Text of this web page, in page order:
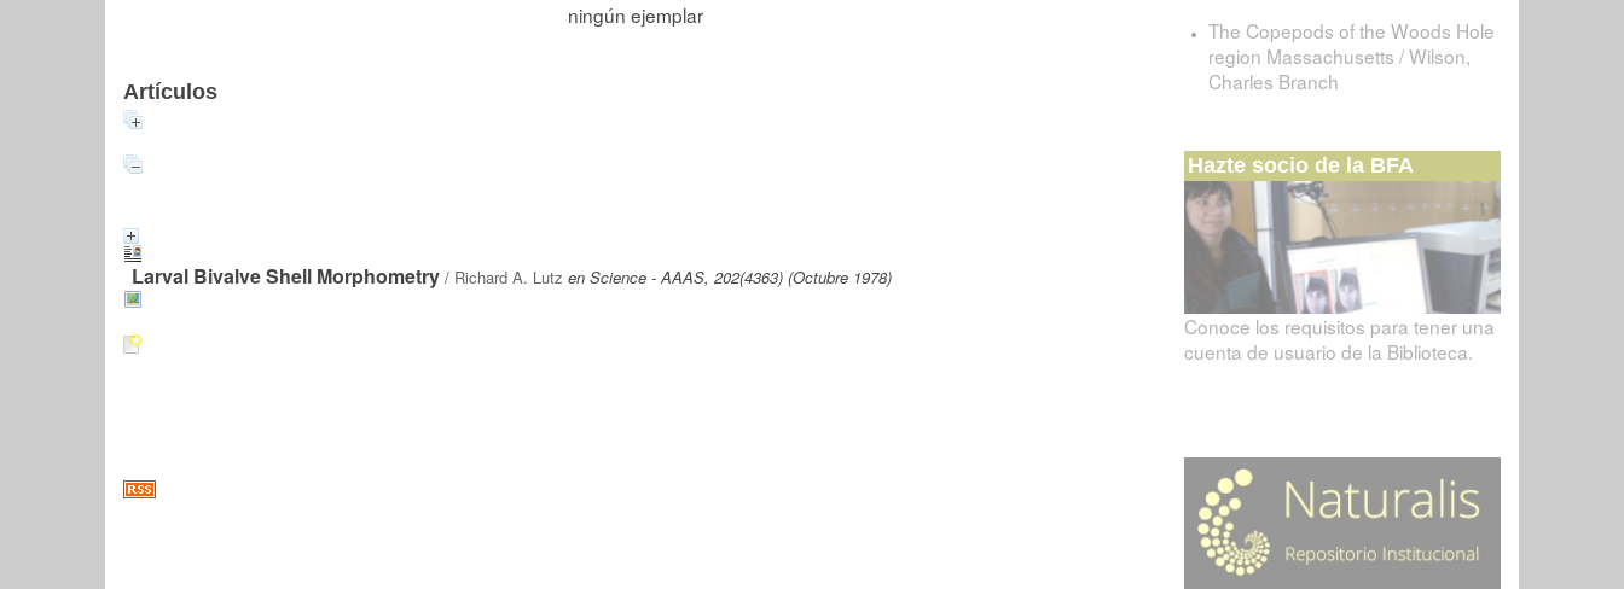
ningún ejemplar
Artículos
Larval Bivalve Shell Morphometry / Richard A. Lutz en Science - AAAS, 202(4363) (Octubre 1978)
The Copepods of the Woods Hole
region Massachusetts / Wilson,
Charles Branch
Hazte socio de la BFA
Conoce los requisitos para tener una
cuenta de usuario de la Biblioteca.